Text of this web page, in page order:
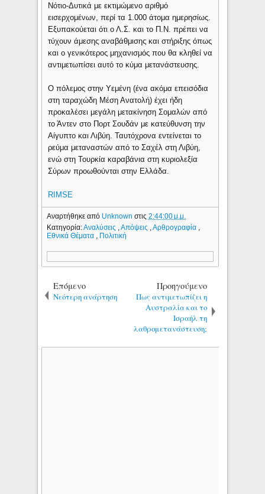
Νότιο-Δυτικά με εκτιμώμενο αριθμό
εισερχομένων, περί τα 1.000 άτομα ημερησίως.
Εξυπακούεται ότι ο Λ.Σ. και το Π.Ν. πρέπει να
τύχουν άμεσης αναβάθμισης και στήριξης όπως
και ο γενικότερος μηχανισμός που θα κληθεί να
αντιμετωπίσει αυτό το κύμα μετανάστευσης.
Ο πόλεμος στην Υεμένη (ένα ακόμα επεισόδια
στη ταραχώδη Μέση Ανατολή) έχει ήδη
προκαλέσει μεγάλη μετακίνηση Σομαλών από
το Άντεν στο Πορτ Σουδάν με κατεύθυνση την
Αίγυπτο και Λιβύη. Ταυτόχρονα εντείνεται το
ρεύμα μεταναστών από το Σαχέλ στη Λιβύη,
ενώ στη Τουρκία καραβάνια στη κυριολεξία
Σύρων προωθούνται στην Ελλάδα.
RIMSE
Αναρτήθηκε από Unknownστις2:44:00 μ.μ.
Κατηγορία:Αναλύσεις ,Απόψεις ,Αρθρογραφία
Εθνικά Θέματα
Πολιτική
Επόμενο
Νεότερη ανάρτηση
Προηγούμενο
Πως αντιμετωπίζει η
Αυστραλία και το
Ισραήλ τη
λαθρομετανάστευση;